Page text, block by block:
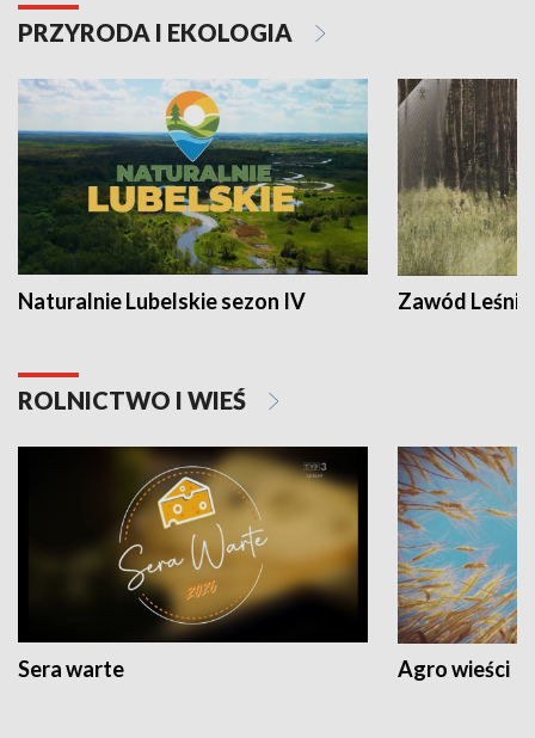
PRZYRODA I EKOLOGIA
Naturalnie Lubelskie sezon IV Zawód Leśnik
ROLNICTWO I WIEŚ
Sera warte Agro wieści